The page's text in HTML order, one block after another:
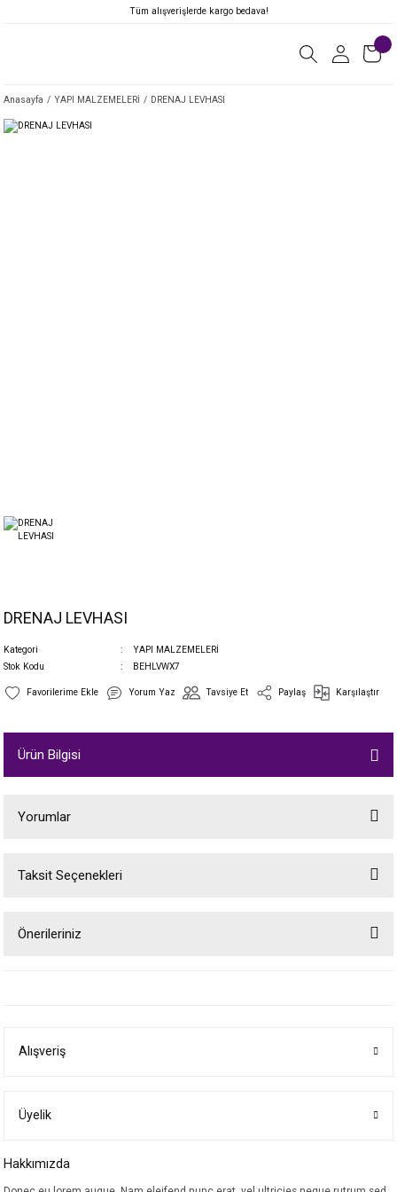
Tüm alışverişlerde kargo bedava!
Anasayfa YAPI MALZEMELERİ DRENAJ LEVHASI
DRENAJ LEVHASI
Kategori
YAPI MALZEMELERİ
Stok Kodu
BEHLVWX7
Yorum Yaz Tavsiye Et Paylaş Karşılaştır
Ürün Bilgisi
Yorumlar
Taksit Seçenekleri
Önerileriniz
Ürün bilgilerinde hatalar bulunuyor.
Bu ürüne benzer farklı alternatifler olmalı.
Alışveriş
Üyelik
Hakkımızda